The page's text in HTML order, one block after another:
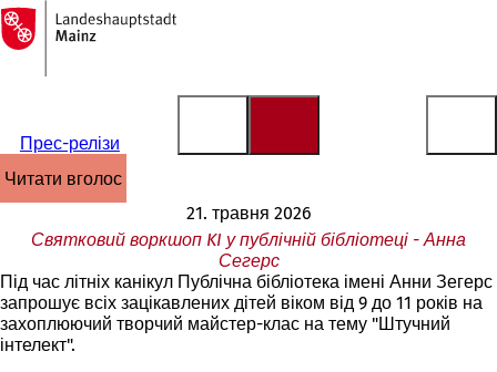
Перейти до змісту
На
головну
сторінку
Прес-релізи
читати вголос
21. травня 2026
Святковий воркшоп KI у публічній бібліотеці - Анна
Сегерс
Під час літніх канікул Публічна бібліотека імені Анни Зегерс
запрошує всіх зацікавлених дітей віком від 9 до 11 років на
захоплюючий творчий майстер-клас на тему "Штучний
інтелект".